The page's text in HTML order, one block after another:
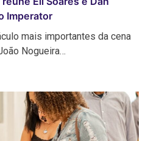
Imperator
mais importantes da cena
Nogueira…